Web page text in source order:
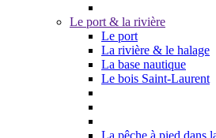
Le port & la rivière
Le port
La rivière & le halage
La base nautique
Le bois Saint-Laurent
La pêche à pied dans